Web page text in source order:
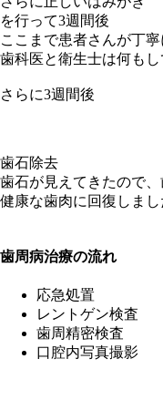
を行って3週間後
ここまで患者さんが丁
歯科医と衛生士は何もし
さらに3週間後
歯石除去
歯石が見えてきたので、
健康な歯肉に回復しまし
歯周病治療の流れ
応急処置
レントゲン検査
歯周精密検査
口腔内写真撮影